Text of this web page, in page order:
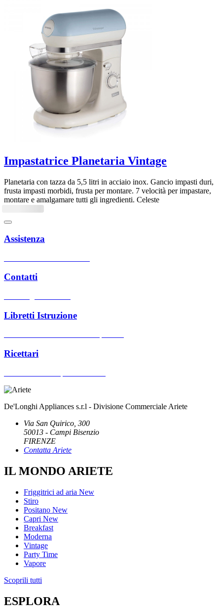
Impastatrice Planetaria Vintage
Planetaria con tazza da 5,5 litri in acciaio inox. Gancio impasti duri,
frusta impasti morbidi, frusta per montare. 7 velocità per impastare,
montare e amalgamare tutti gli ingredienti. Celeste
Assistenza
Contatti
Libretti Istruzione
Ricettari
De'Longhi Appliances s.r.l - Divisione Commerciale Ariete
Via San Quirico, 300
50013 - Campi Bisenzio
FIRENZE
Contatta Ariete
IL MONDO ARIETE
Friggitrici ad aria New
Stiro
Positano New
Capri New
Breakfast
Moderna
Vintage
Party Time
Vapore
Scoprili tutti
ESPLORA